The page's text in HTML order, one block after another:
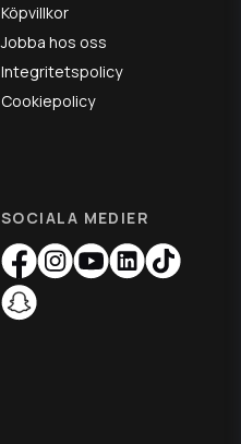
Köpvillkor
Jobba hos oss
Integritetspolicy
Cookiepolicy
SOCIALA MEDIER